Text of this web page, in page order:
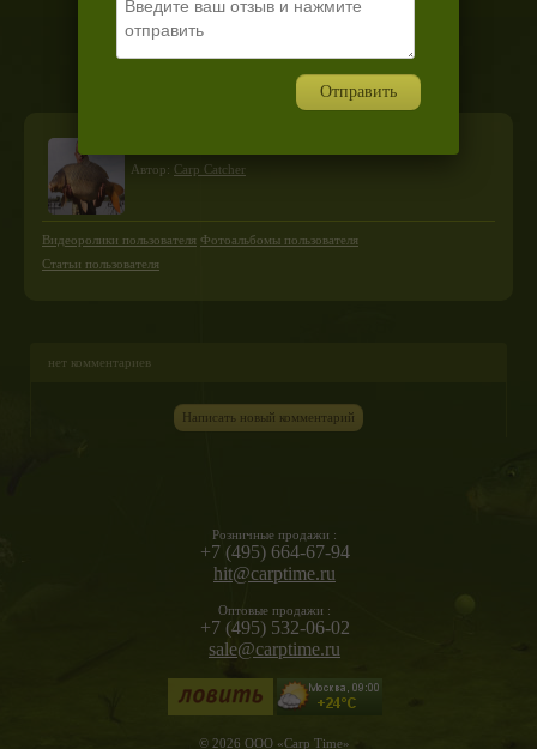
Автор: Carp Catcher
Видеоролики пользователя Фотоальбомы пользователя
Статьи пользователя
нет комментариев
Написать новый комментарий
Розничные продажи :
+7 (495) 664-67-94
hit@carptime.ru
Оптовые продажи :
+7 (495) 532-06-02
sale@carptime.ru
© 2026 ООО «Carp Time»
Отправить